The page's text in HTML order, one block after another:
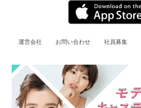
運営会社 お問い合わせ 社員募集